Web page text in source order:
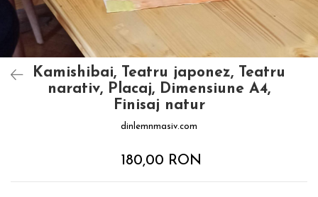
Kamishibai, Teatru japonez, Teatru
narativ, Placaj, Dimensiune A4,
Finisaj natur
dinlemnmasiv.com
180,00 RON